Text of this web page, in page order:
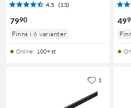
4.5 (13)
7990
Finns i 6 varianter
Online: 100+ st
49
1